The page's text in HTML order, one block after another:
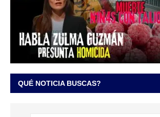
QUÉ NOTICIA BUSCAS?